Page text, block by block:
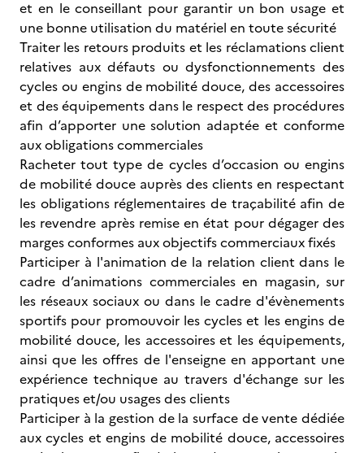
et en le conseillant pour garantir un bon usage et
une bonne utilisation du matériel en toute sécurité
Traiter les retours produits et les réclamations client
relatives aux défauts ou dysfonctionnements des
cycles ou engins de mobilité douce, des accessoires
et des équipements dans le respect des procédures
afin d’apporter une solution adaptée et conforme
aux obligations commerciales
Racheter tout type de cycles d’occasion ou engins
de mobilité douce auprès des clients en respectant
les obligations réglementaires de traçabilité afin de
les revendre après remise en état pour dégager des
marges conformes aux objectifs commerciaux fixés
Participer à l'animation de la relation client dans le
cadre d’animations commerciales en magasin, sur
les réseaux sociaux ou dans le cadre d'évènements
sportifs pour promouvoir les cycles et les engins de
mobilité douce, les accessoires et les équipements,
ainsi que les offres de l'enseigne en apportant une
expérience technique au travers d'échange sur les
pratiques et/ou usages des clients
Participer à la gestion de la surface de vente dédiée
aux cycles et engins de mobilité douce, accessoires